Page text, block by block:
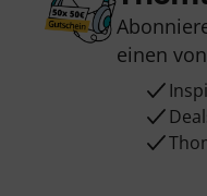
einen von